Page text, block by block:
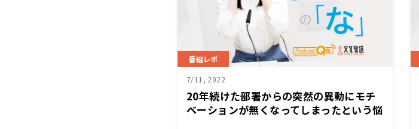
番組レポ
7/11, 2022
20年続けた部署からの突然の異動にモチ
ベーションが無くなってしまったという悩